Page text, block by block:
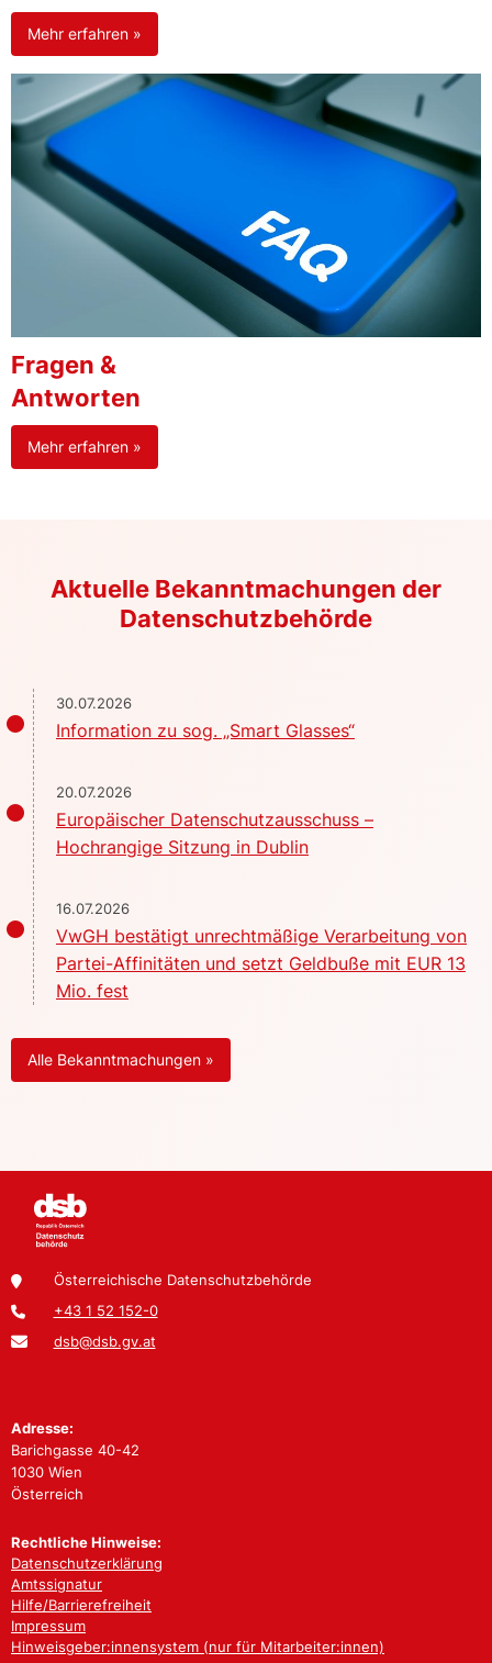
Mehr erfahren »
Fragen &
Antworten
Mehr erfahren »
Aktuelle Bekanntmachungen der
Datenschutzbehörde
30.07.2026
Information zu sog. „Smart Glasses“
20.07.2026
Europäischer Datenschutzausschuss –
Hochrangige Sitzung in Dublin
16.07.2026
VwGH bestätigt unrechtmäßige Verarbeitung von
Partei-Affinitäten und setzt Geldbuße mit EUR 13
Mio. fest
Alle Bekanntmachungen »
Österreichische Datenschutzbehörde
+43 1 52 152-0
dsb@dsb.gv.at
Adresse:
Barichgasse 40-42
1030 Wien
Österreich
Rechtliche Hinweise:
Datenschutzerklärung
Amtssignatur
Hilfe/Barrierefreiheit
Impressum
Hinweisgeber:innensystem (nur für Mitarbeiter:innen)